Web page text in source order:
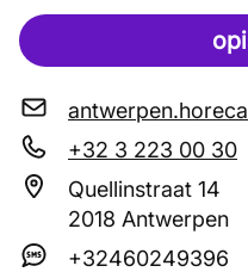
+32 3 223 00 30
Quellinstraat 14
2018 Antwerpen
+32460249396